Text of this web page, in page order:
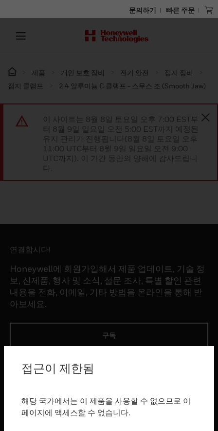
문의하기 빠른 주문
제품 개인 보호 장비 전기 안전
접지 장비
접지 클램프
2.4 알루미늄 C 클램프 - 스무스 조 (Smooth Jaw)
이 사이트는 8월 8일 토요일 오후 7:00 EST부
터 8월 9일 일요일 오전 5:00 EST까지 예정된
유지 관리가 진행됩니다(8월 8일 토요일 오후
11:00 UTC부터 8월 9일 일요일 오전 9:00
UTC까지). 이 기간 동안의 양해에 감사드립니
다.
연결합시다!
Honeywell에 회원가입해서 제품 업데이트, 기술 정
보, 신제품, 행사 및 소식, 설문 조사, 특별 할인 관련
내용을 전화, 이메일, 기타 방법을 온라인을 통해 받
아보세요.
구독
제품
toggle view
서비스
접근이 제한됨
해당 국가에서는 이 제품을 사용할 수 없으므로 이
페이지에 액세스할 수 없습니다.